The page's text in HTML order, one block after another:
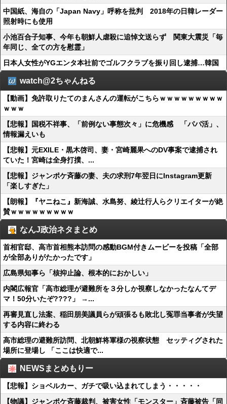
中国紙、海自の「Japan Navy」呼称を批判 2018年の日韓レーダー
照射時にも使用
小池百合子知事、今年も朝鮮人虐殺に追悼文送らず 関東大震災「毎
年同じ、全ての方を慰霊」
日本人女性がYGエンタ本社前でゴルフクラブを振り回し逮捕…韓国
watch@2ちゃんねる
【動画】免許取りたてのまんさんの運転がこちらｗｗｗｗｗｗｗｗｗ
ｗｗｗ
【悲報】国税不祥事、「前例ない事態次々」に危機感 「パパ活」、
情報漏えいも
【悲報】元EXILE・黒木啓司、妻・宮崎麗果へのDV事案で逮捕され
ていた！宮崎は全身打撲、...
【悲報】ジャンポケ斉藤の妻、夫の求刑7年翌日にInstagram更新
「楽しすぎた」
【朗報】『ヤニねこ』新海誠、水島努、綾辻行人らクリエイターが絶
賛ｗｗｗｗｗｗｗｗｗ
なんJ政治ネタまとめ
首相官邸、高市首相熊本訪問の感動BGM付きムービーを投稿「全部
が全部ありがたかったです」
広島県知事ら「核抑止論、根本的におかしい」
内閣広報官「高市総理が避難所を３分しか視察しなかったなんてデ
マ！50分いたぞ????」 →...
再審見直し法案、稲田朋美議員らが頑張るも敗北し冤罪当事者が失望
する内容に終わる
高市総理の避難所訪問、北朝鮮将軍様の視察状態 セッティグされた
場所に登場し 「ここは快適で...
NEWSまとめもりー
【悲報】ショベルカー、ガチで吸い込まれてしまう・・・・・
【物議】ジャンポケ斉藤裁判、被害女性「モンスター」斉藤被告「同